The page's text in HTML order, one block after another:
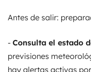
Antes de salir:
- Consulta el estado
previsiones
hay alertas activas